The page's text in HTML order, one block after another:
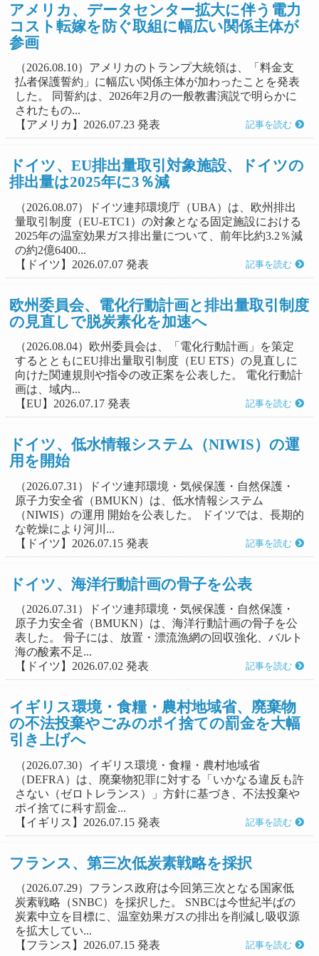
アメリカ、データセンター拡大に伴う電力
コスト転嫁を防ぐ取組に幅広い関係主体が
参画
（2026.08.10）アメリカのトランプ大統領は、「料金支
払者保護誓約」に幅広い関係主体が加わったことを発表
した。 同誓約は、2026年2月の一般教書演説で明らかに
されたもの...
【アメリカ】2026.07.23 発表
記事を読む
ドイツ、EU排出量取引対象施設、ドイツの
排出量は2025年に3％減
（2026.08.07）ドイツ連邦環境庁（UBA）は、欧州排出
量取引制度（EU-ETC1）の対象となる固定施設における
2025年の温室効果ガス排出量について、前年比約3.2％減
の約2億6400...
【ドイツ】2026.07.07 発表
記事を読む
欧州委員会、電化行動計画と排出量取引制度
の見直しで脱炭素化を加速へ
（2026.08.04）欧州委員会は、「電化行動計画」を策定
するとともにEU排出量取引制度（EU ETS）の見直しに
向けた関連規則や指令の改正案を公表した。 電化行動計
画は、域内...
【EU】2026.07.17 発表
記事を読む
ドイツ、低水情報システム（NIWIS）の運
用を開始
（2026.07.31）ドイツ連邦環境・気候保護・自然保護・
原子力安全省（BMUKN）は、低水情報システム
（NIWIS）の運用 開始を公表した。 ドイツでは、長期的
な乾燥により河川...
【ドイツ】2026.07.15 発表
記事を読む
ドイツ、海洋行動計画の骨子を公表
（2026.07.31）ドイツ連邦環境・気候保護・自然保護・
原子力安全省（BMUKN）は、海洋行動計画の骨子を公
表した。 骨子には、放置・漂流漁網の回収強化、バルト
海の酸素不足...
【ドイツ】2026.07.02 発表
記事を読む
イギリス環境・食糧・農村地域省、廃棄物
の不法投棄やごみのポイ捨ての罰金を大幅
引き上げへ
（2026.07.30）イギリス環境・食糧・農村地域省
（DEFRA）は、廃棄物犯罪に対する「いかなる違反も許
さない（ゼロトレランス）」方針に基づき、不法投棄や
ポイ捨てに科す罰金...
【イギリス】2026.07.15 発表
記事を読む
フランス、第三次低炭素戦略を採択
（2026.07.29）フランス政府は今回第三次となる国家低
炭素戦略（SNBC）を採択した。 SNBCは今世紀半ばの
炭素中立を目標に、温室効果ガスの排出を削減し吸収源
を拡大してい...
【フランス】2026.07.15 発表
記事を読む